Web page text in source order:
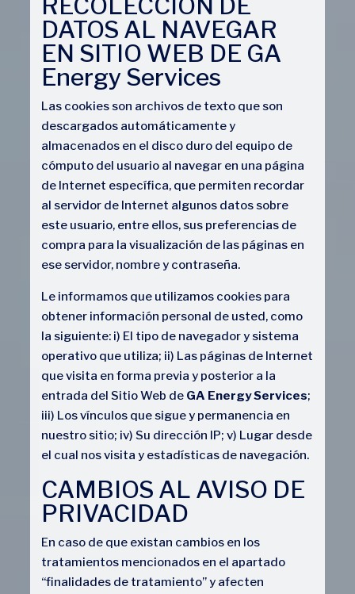
RECOLECCIÓN DE
DATOS AL NAVEGAR
EN SITIO WEB DE GA
Energy Services
Las cookies son archivos de texto que son
descargados automáticamente y
almacenados en el disco duro del equipo de
cómputo del usuario al navegar en una página
de Internet específica, que permiten recordar
al servidor de Internet algunos datos sobre
este usuario, entre ellos, sus preferencias de
compra para la visualización de las páginas en
ese servidor, nombre y contraseña.
Le informamos que utilizamos cookies para
obtener información personal de usted, como
la siguiente: i) El tipo de navegador y sistema
operativo que utiliza; ii) Las páginas de Internet
que visita en forma previa y posterior a la
entrada del Sitio Web de GA Energy Services;
iii) Los vínculos que sigue y permanencia en
nuestro sitio; iv) Su dirección IP; v) Lugar desde
el cual nos visita y estadísticas de navegación.
CAMBIOS AL AVISO DE
PRIVACIDAD
En caso de que existan cambios en los
tratamientos mencionados en el apartado
“finalidades de tratamiento” y afecten